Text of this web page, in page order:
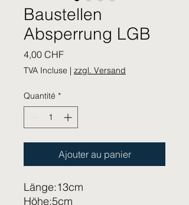
Baustellen
Absperrung LGB
4,00 CHFPrix
TVA Incluse | zzgl. Versand
Quantité *
Ajouter au panier
Länge:13cm
Höhe:5cm